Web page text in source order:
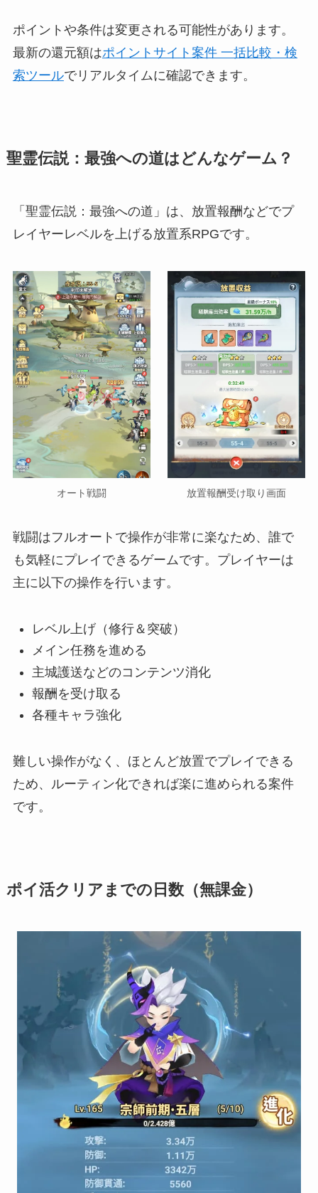
ポイントや条件は変更される可能性があります。
最新の還元額はポイントサイト案件 一括比較・検
索ツールでリアルタイムに確認できます。
聖霊伝説：最強への道はどんなゲーム？
「聖霊伝説：最強への道」は、放置報酬などでプ
レイヤーレベルを上げる放置系RPGです。
オート戦闘 放置報酬受け取り画面
戦闘はフルオートで操作が非常に楽なため、誰で
も気軽にプレイできるゲームです。プレイヤーは
主に以下の操作を行います。
レベル上げ（修行＆突破）
メイン任務を進める
主城護送などのコンテンツ消化
報酬を受け取る
各種キャラ強化
難しい操作がなく、ほとんど放置でプレイできる
ため、ルーティン化できれば楽に進められる案件
です。
ポイ活クリアまでの日数（無課金）